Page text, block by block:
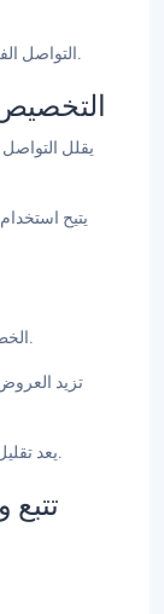
التواصل الفعال والقيمة الواضحة أمران بالغان الأهمية للنجاح.
التخصيص
يقلل
يتيح
الخطوة الأخيرة هي تحويل العميل المحتمل إلى عميل.
تزيد
يعد تقليل الاحتكاك في هذه المرحلة أمرًا ضروريًا للتحويل.
تتبع